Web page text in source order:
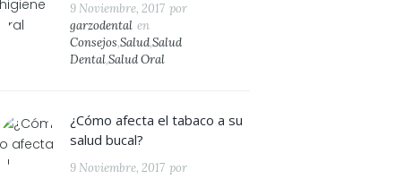
9 Noviembre, 2017 por
garzodental en
Consejos,Salud,Salud
Dental,Salud Oral
¿Cómo afecta el tabaco a su
salud bucal?
9 Noviembre, 2017 por